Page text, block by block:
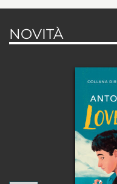
NOVITÀ